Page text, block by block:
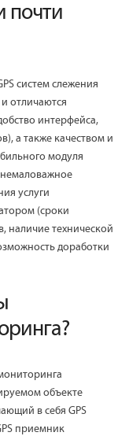
почти
систем слежения
отличаются
интерфейса,
а также качеством и
модуля
услуги
(сроки
наличие технической
доработки
объекте
в себя GPS
приемник